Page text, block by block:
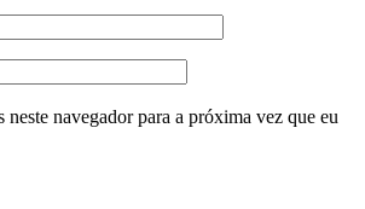
neste navegador para a próxima vez que eu